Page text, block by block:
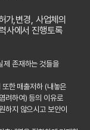
가,변경, 사업체의
사에서 진행토록
제 존재하는 것들을
한 매출저하 (내놓은
려하여) 등의 이유로
하지 않으시고 보안이